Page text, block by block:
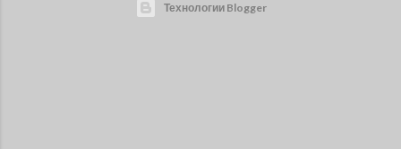
Технологии Blogger